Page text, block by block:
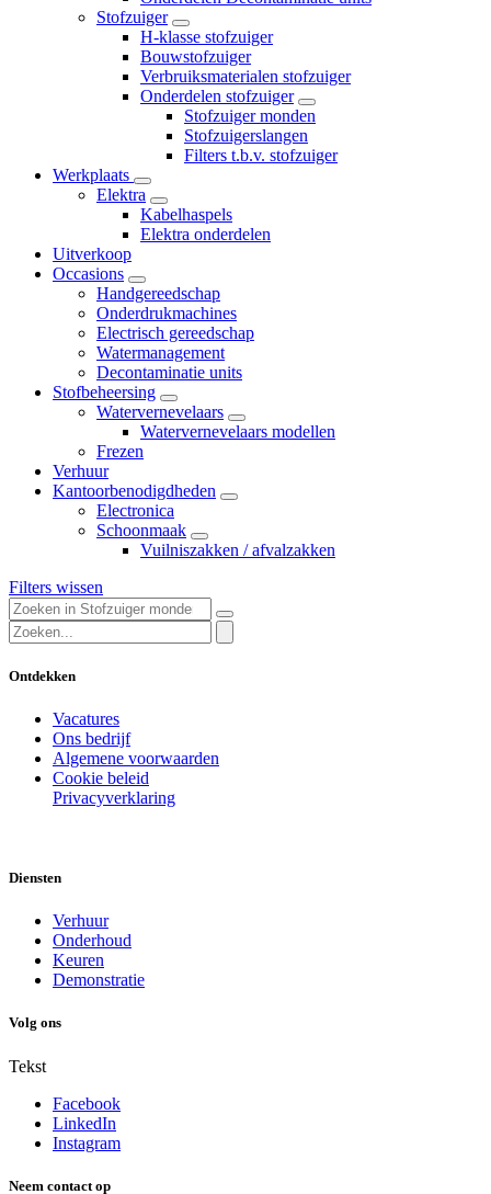
Stofzuiger
H-klasse stofzuiger
Bouwstofzuiger
Verbruiksmaterialen stofzuiger
Onderdelen stofzuiger
Stofzuiger monden
Stofzuigerslangen
Filters t.b.v. stofzuiger
Werkplaats
Elektra
Kabelhaspels
Elektra onderdelen
Uitverkoop
Occasions
Handgereedschap
Onderdrukmachines
Electrisch gereedschap
Watermanagement
Decontaminatie units
Stofbeheersing
Watervernevelaars
Watervernevelaars modellen
Frezen
Verhuur
Kantoorbenodigdheden
Electronica
Schoonmaak
Vuilniszakken / afvalzakken
Filters wissen
Ontdekken
Vacatures
Ons bedrijf
Algemene voorwaarden
Cookie beleid
Privacyverklaring
Diensten
Verhuur
Onderhoud
Keuren
Demonstratie
Volg ons
Tekst
Facebook
LinkedIn
Instagram
Neem contact op